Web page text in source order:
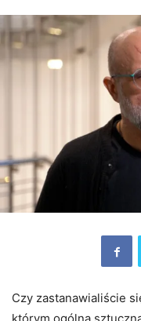
Czy zastanawialiście